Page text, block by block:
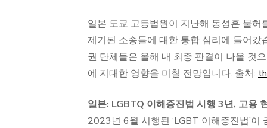
일본 도쿄 고등법원이 지난해 동성혼 불
제기된 소송들에 대한 통합 심리에 들어
권 단체들은 올해 내 최종 판결이 나올 것
에 지대한 영향을 미칠 전망입니다. 출처:
일본: LGBTQ 이해증진법 시행 3년, 고용
2023년 6월 시행된 ‘LGBT 이해증진법’